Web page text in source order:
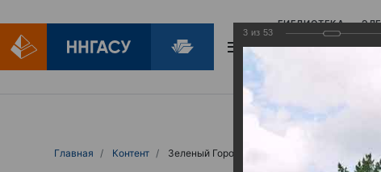
БИБЛИОТЕКА
Главная Контент Зеленый Город
3 из 53